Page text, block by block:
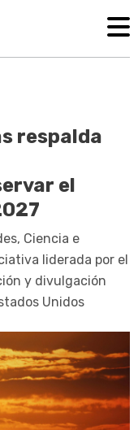
respalda
el
Ciencia e
liderada por el
y divulgación
Unidos